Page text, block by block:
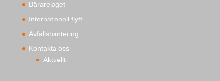
Bärarelaget
Internationell flytt
Avfallshantering
Kontakta oss
Aktuellt